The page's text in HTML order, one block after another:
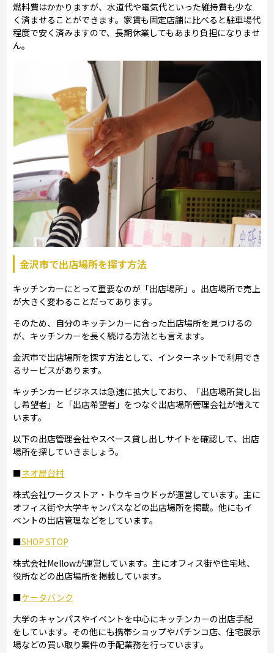
燃料費はかかりますが、水道代や電気代といった維持費も少な
く済ませることができます。家賃も固定店舗に比べると駐車場代
程度で安く済みますので、長期休業してもあまり負担になりませ
ん。
金沢市で出店場所を探す方法
キッチンカーにとって重要なのが「出店場所」。出店場所で売上
が大きく変わることだってあります。
そのため、自分のキッチンカーに合った出店場所を見つけるの
が、キッチンカーを長く続ける方法とも言えます。
金沢市で出店場所を探す方法として、インターネットで利用でき
るサービスがあります。
キッチンカービジネスは急速に拡大しており、「出店場所貸し出
し希望者」と「出店希望者」をつなぐ出店場所管理会社が増えて
います。
以下の出店管理会社やスペース貸し出しサイトを確認して、出店
場所を探していきましょう。
■ネオ屋台村
株式会社ワークストア・トウキョウドゥが運営しています。主に
オフィス街や大学キャンパスなどの出店場所を掲載。他にもイ
ベントの出店管理などをしています。
■SHOP STOP
株式会社Mellowが運営しています。主にオフィス街や住宅地、
役所などの出店場所を掲載しています。
■ケータバンク
大学のキャンパスやイベントを中心にキッチンカーの出店手配
をしています。その他にも携帯ショップやパチンコ店、住宅展示
場などの買い取り案件の手配業務を行っています。